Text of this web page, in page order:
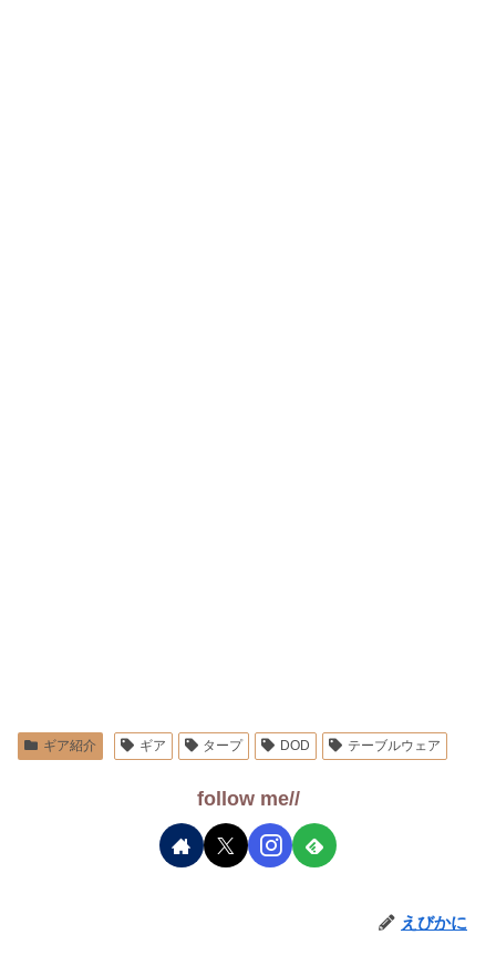
ギア紹介 ギア タープ DOD テーブルウェア
follow me//
えびかに